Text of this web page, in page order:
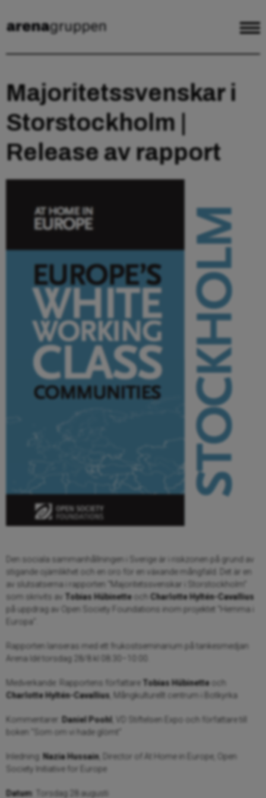
Majoritetssvenskar i
Storstockholm |
Release av rapport
Den sociala sammanhållningen i Sverige är i riskzonen på grund av
stigande ojämlikhet och en oro för en växande mångfald. Det är en
av slutsatserna i rapporten “Majoritetssvenskar i Storstockholm”
som skrivits av Tobias Hübinette
Charlotte Hyltén-Cavallius
på uppdrag av Open Society Foundations inom projektet “Hemma i
Europa”.
Rapporten lanseras med ett frukostseminarium på tankesmedjan
Arena Idé torsdag 28/8 kl 08:30–10:00.
Medverkande: Rapportens författare Tobias Hübinette
Charlotte Hyltén-Cavallius , Mångkulturellt centrum i Botkyrka
Kommentarer: Daniel Poohl
, VD Stiftelsen Expo och författare till
boken ”Som om vi hade glömt”
Inledning: Nazia Hussain , Director of At Home in Europe, Open
Society Initiative for Europe
Datum : Torsdag 28 augusti